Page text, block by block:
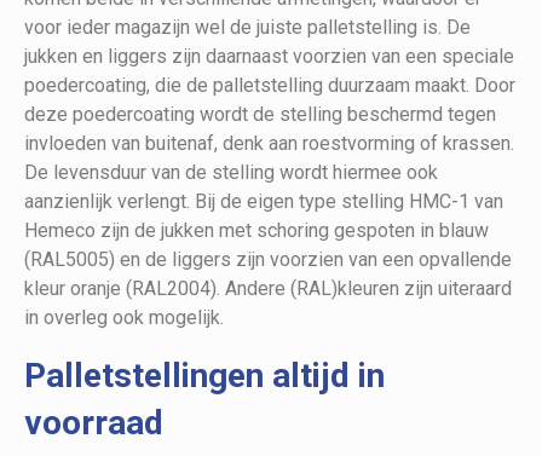
voor ieder magazijn wel de juiste palletstelling is. De
jukken en liggers zijn daarnaast voorzien van een speciale
poedercoating, die de palletstelling duurzaam maakt. Door
deze poedercoating wordt de stelling beschermd tegen
invloeden van buitenaf, denk aan roestvorming of krassen.
De levensduur van de stelling wordt hiermee ook
aanzienlijk verlengt. Bij de eigen type stelling HMC-1 van
Hemeco zijn de jukken met schoring gespoten in blauw
(RAL5005) en de liggers zijn voorzien van een opvallende
kleur oranje (RAL2004). Andere (RAL)kleuren zijn uiteraard
in overleg ook mogelijk.
Palletstellingen altijd in
voorraad